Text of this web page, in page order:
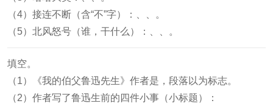
（4）接连不断（含“不”字）：
。
（5）北风怒号（谁，干什么）：
。
填空。
（1）《我的伯父鲁迅先生》作者是 ，段落以为标志。
（2）作者写了鲁迅生前的四件小事（小标题）：